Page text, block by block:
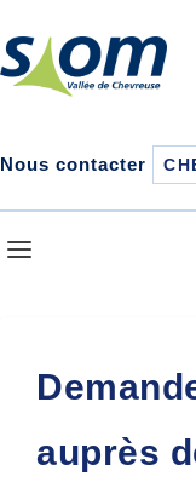
Nous contacter
auprès